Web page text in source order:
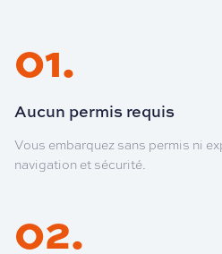
01.
Aucun permis requis
Vous embarquez sans permis ni
navigation et sécurité.
02.